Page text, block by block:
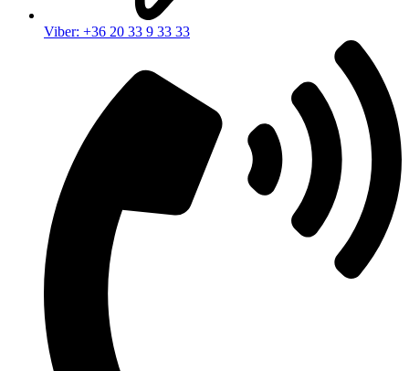
Viber: +36 20 33 9 33 33